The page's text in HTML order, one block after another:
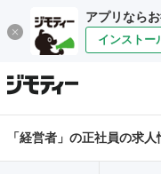
アプリなら
インストー
「経営者」の正社員の求人